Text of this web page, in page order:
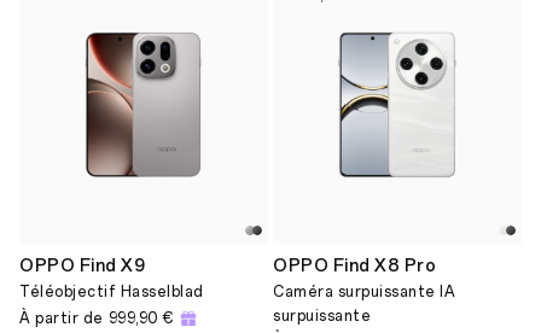
OPPO Find X9
Téléobjectif Hasselblad
À partir de 999,90 €
OPPO Find X8 Pro
Caméra surpuissante IA
surpuissante